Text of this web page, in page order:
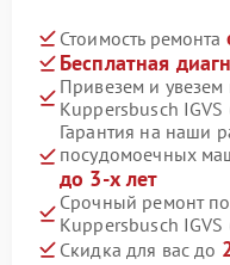
Стоимость ремонта
Бесплатная
Привезем и
Kuppersbusch
Гарантия на наши
посудомоечных
до 3-х лет
Срочный ремонт
Kuppersbusch
Скидка для вас до